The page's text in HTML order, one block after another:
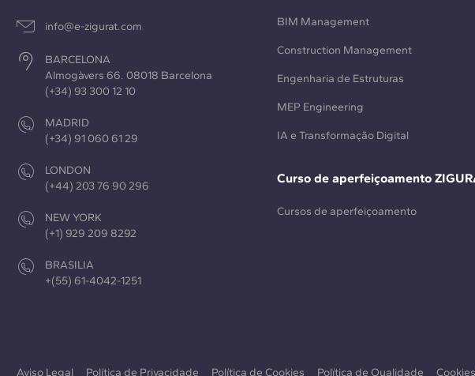
info@e-zigurat.com
BARCELONA
Almogàvers 66. 08018 Barcelona
(+34) 93 300 12 10
MADRID
(+34) 91 060 61 29
LONDON
(+44) 203 76 90 296
NEW YORK
(+1) 929 209 8292
BRASILIA
+(55) 61-4042-1251
BIM Management
Construction Management
Engenharia de Estruturas
MEP Engineering
IA e Transformação Digital
Curso de aperfeiçoamento
Cursos de aperfeiçoamento
Aviso Legal Política de Privacidade Política de Cookies Política de Qualidade